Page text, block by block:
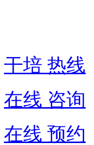
干培 热线
在线 咨询
在线 预约